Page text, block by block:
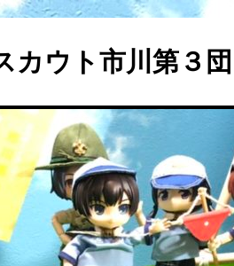
カウト市川第３団